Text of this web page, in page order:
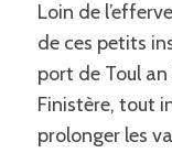
Loin de
de ces petits
port de Toul an
Finistère, tout
prolonger les